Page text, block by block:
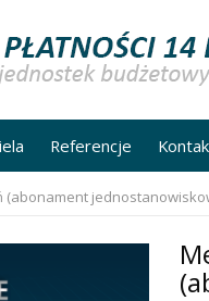
Referencje
(abonament